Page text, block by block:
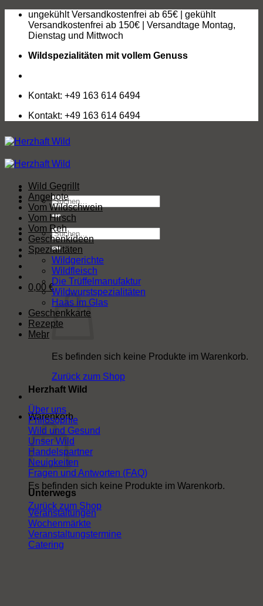
Zum
springen
ungekühlt Versandkostenfrei ab 65€ | gekühlt
Versandkostenfrei ab 150€ | Versandtage Montag,
Dienstag und Mittwoch
Wildspezialitäten mit vollem Genuss
Kontakt: +49 163 614 6494
Kontakt: +49 163 614 6494
Suchen
nach:
Suchen
nach:
0,00 €
Es befinden sich keine Produkte im Warenkorb.
Zurück zum Shop
Warenkorb
Es befinden sich keine Produkte im Warenkorb.
Zurück zum Shop
Wild Gegrillt
Angebote
Vom Wildschwein
Vom Hirsch
Vom Reh
Geschenkideen
Spezialitäten
Wildgerichte
Wildfleisch
Die Trüffelmanufaktur
Wildwurstspezialitäten
Haas im Glas
Geschenkkarte
Rezepte
Mehr
Herzhaft Wild
Über uns
Philosophie
Wild und Gesund
Unser Wild
Handelspartner
Neuigkeiten
Fragen und Antworten (FAQ)
Unterwegs
Veranstaltungen
Wochenmärkte
Veranstaltungstermine
Catering